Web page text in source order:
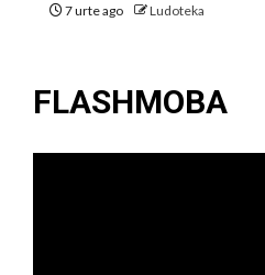
7 urte ago Ludoteka
FLASHMOBA